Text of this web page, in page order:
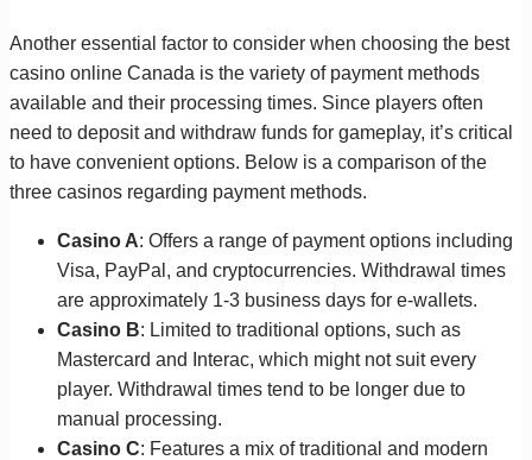
Another essential factor to consider when choosing the best
casino online Canada is the variety of payment methods
available and their processing times. Since players often
need to deposit and withdraw funds for gameplay, it’s critical
to have convenient options. Below is a comparison of the
three casinos regarding payment methods.
Casino A: Offers a range of payment options including
Visa, PayPal, and cryptocurrencies. Withdrawal times
are approximately 1-3 business days for e-wallets.
Casino B: Limited to traditional options, such as
Mastercard and Interac, which might not suit every
player. Withdrawal times tend to be longer due to
manual processing.
Casino C: Features a mix of traditional and modern